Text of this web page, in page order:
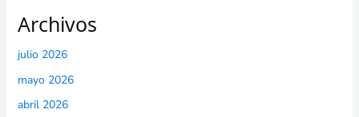
Archivos
julio 2026
mayo 2026
abril 2026